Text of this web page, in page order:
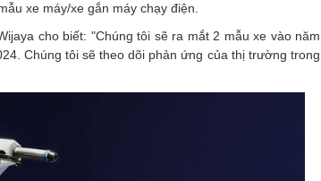
xe máy/xe gắn máy chạy điện.
cho biết: "Chúng tôi sẽ ra mắt 2 mẫu xe vào năm
Chúng tôi sẽ theo dõi phản ứng của thị trường trong